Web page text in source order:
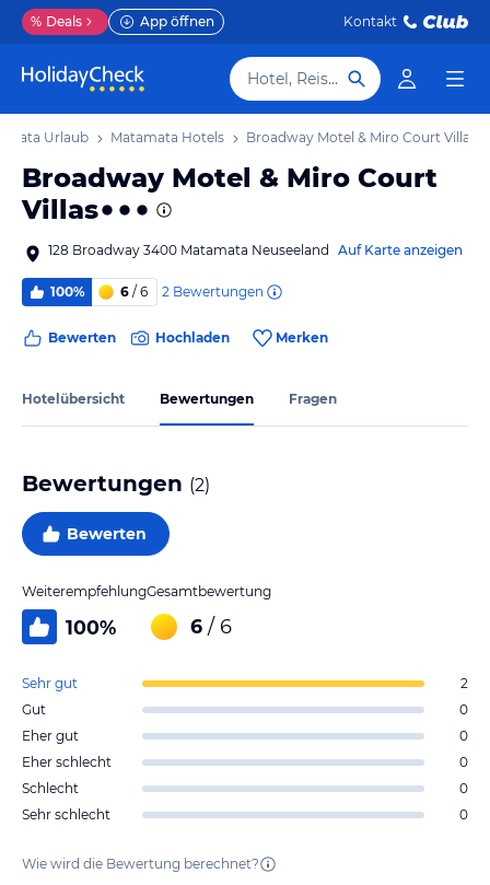
% Deals App öffnen Kontakt
Hotel, Reiseziel
Urlaub Matamata Hotels Broadway Motel & Miro Court Villas
Broadway Motel & Miro Court
Villas
128 Broadway 3400 Matamata Neuseeland Auf Karte anzeigen
100% 6 / 6 2 Bewertungen
Bewerten Hochladen Merken
Hotelübersicht Bewertungen Fragen
Bewertungen (2)
Bewerten
Weiterempfehlung
100%
Gesamtbewertung
6 / 6
Sehr gut
2
Gut
0
Eher gut
0
Eher schlecht
0
Schlecht
0
Sehr schlecht
0
Wie wird die Bewertung berechnet?